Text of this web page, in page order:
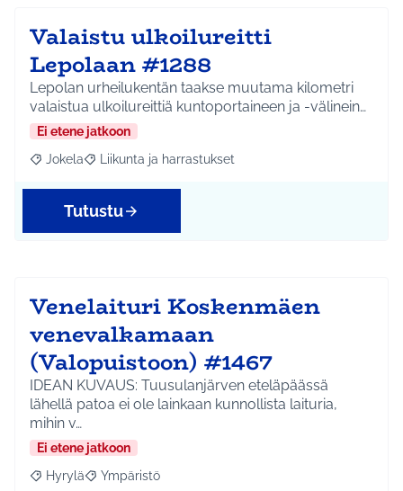
Valaistu ulkoilureitti
Lepolaan #1288
Lepolan urheilukentän taakse muutama kilometri
valaistua ulkoilureittiä kuntoportaineen ja -välinein…
Ei etene jatkoon
Rajaa tulokset aihepiirin mukaan: Jokela
Jokela Rajaa tulokset teeman mukaan: Liikunta ja
Liikunta ja harrastukset
Tutustu
Venelaituri Koskenmäen
venevalkamaan
(Valopuistoon) #1467
IDEAN KUVAUS: Tuusulanjärven eteläpäässä
lähellä patoa ei ole lainkaan kunnollista laituria,
mihin v…
Ei etene jatkoon
Rajaa tulokset aihepiirin mukaan: Hyrylä
Hyrylä Rajaa tulokset teeman mukaan: Ympäristö
Ympäristö